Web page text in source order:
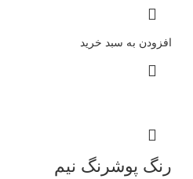
افزودن به سبد خرید
رنگ‌ پوشرنگ نیم